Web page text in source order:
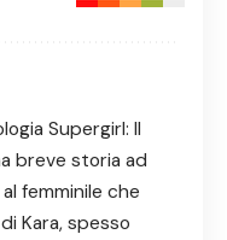
Supergirl: Il
breve storia ad
femminile che
Kara, spesso